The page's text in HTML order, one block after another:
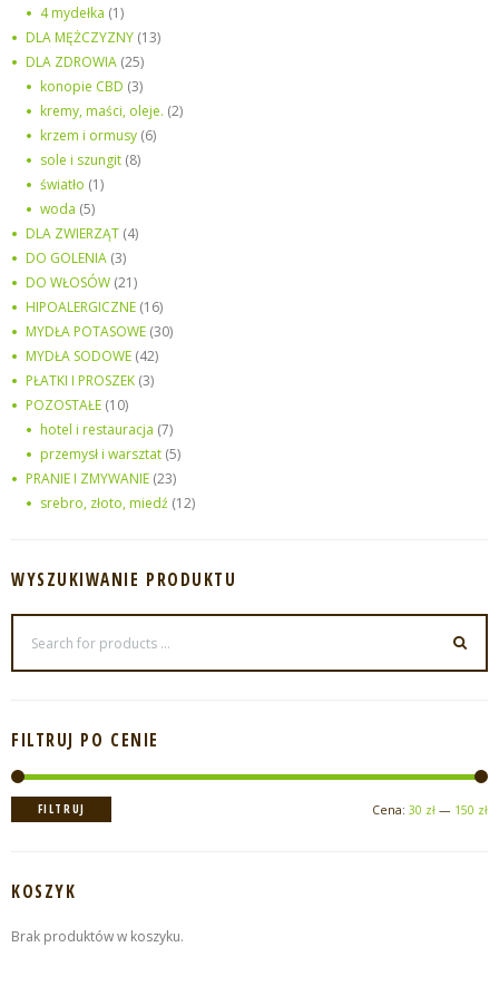
4 mydełka (1)
DLA MĘŻCZYZNY (13)
DLA ZDROWIA (25)
konopie CBD (3)
kremy, maści, oleje. (2)
krzem i ormusy (6)
sole i szungit (8)
światło (1)
woda (5)
DLA ZWIERZĄT (4)
DO GOLENIA (3)
DO WŁOSÓW (21)
HIPOALERGICZNE (16)
MYDŁA POTASOWE (30)
MYDŁA SODOWE (42)
PŁATKI I PROSZEK (3)
POZOSTAŁE (10)
hotel i restauracja (7)
przemysł i warsztat (5)
PRANIE I ZMYWANIE (23)
srebro, złoto, miedź (12)
WYSZUKIWANIE PRODUKTU
FILTRUJ PO CENIE
FILTRUJ Cena: 30 zł — 150 zł
KOSZYK
Brak produktów w koszyku.